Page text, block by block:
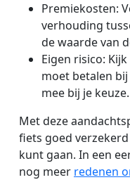
Premiekosten:
verhouding
de waarde van
Eigen risico:
moet betalen
mee bij je keuze.
Met deze
fiets goed
kunt gaan. In een
nog meer redenen